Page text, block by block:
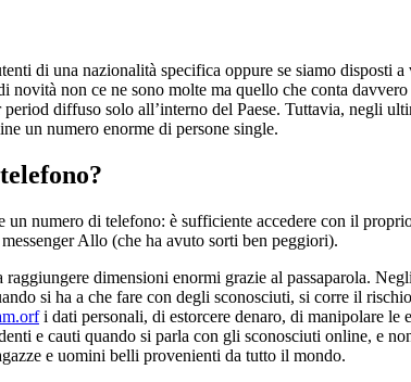
di una nazionalità specifica oppure se siamo disposti
non ce ne sono molte ma quello che conta
diffuso solo all’interno del Paese. Tuttavia, negli
un numero enorme di persone single.
numero di telefono: è sufficiente accedere con il
Allo (che ha avuto sorti ben peggiori).
dimensioni enormi grazie al passaparola.
si ha a che fare con degli sconosciuti, si corre il
i dati personali, di estorcere denaro, di manipolare
e cauti quando si parla con gli sconosciuti online, e
e uomini belli provenienti da tutto il mondo.